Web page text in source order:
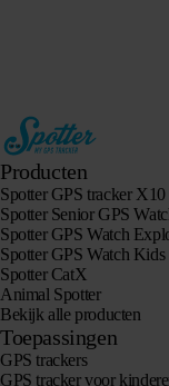
Producten
Spotter GPS tracker X10
Spotter Senior GPS
Spotter GPS Watch
Spotter GPS Watch Kids
Spotter CatX
Animal Spotter
Bekijk alle producten
Toepassingen
GPS trackers
GPS tracker voor